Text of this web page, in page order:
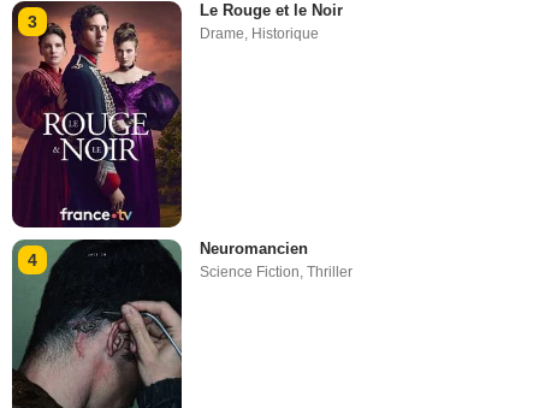
3
Le Rouge et le Noir
Drame, Historique
4
Neuromancien
Science Fiction,Thriller